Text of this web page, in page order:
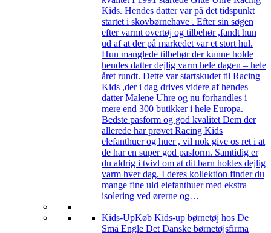
Kids. Hendes datter var på det tidspunkt
startet i skovbørnehave . Efter sin søgen
efter varmt overtøj og tilbehør ,fandt hun
ud af at der på markedet var et stort hul.
Hun manglede tilbehør der kunne holde
hendes datter dejlig varm hele dagen – hele
året rundt. Dette var startskudet til Racing
Kids ,der i dag drives videre af hendes
datter Malene Uhre og nu forhandles i
mere end 300 butikker i hele Europa.
Bedste pasform og god kvalitet Dem der
allerede har prøvet Racing Kids
elefanthuer og huer , vil nok give os ret i at
de har en super god pasform. Samtidig er
du aldrig i tvivl om at dit barn holdes dejlig
varm hver dag. I deres kollektion finder du
mange fine uld elefanthuer med ekstra
isolering ved ørerne og…
Kids-UpKøb Kids-up børnetøj hos De
Små Engle Det Danske børnetøjsfirma